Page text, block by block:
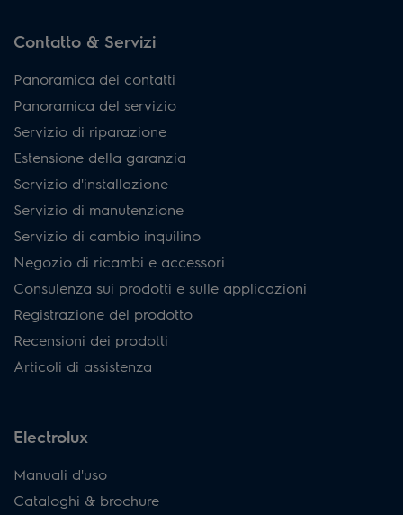
Contatto & Servizi
Panoramica dei contatti
Panoramica del servizio
Servizio di riparazione
Estensione della garanzia
Servizio d'installazione
Servizio di manutenzione
Servizio di cambio inquilino
Negozio di ricambi e accessori
Consulenza sui prodotti e sulle applicazioni
Registrazione del prodotto
Recensioni dei prodotti
Articoli di assistenza
Electrolux
Manuali d'uso
Cataloghi & brochure